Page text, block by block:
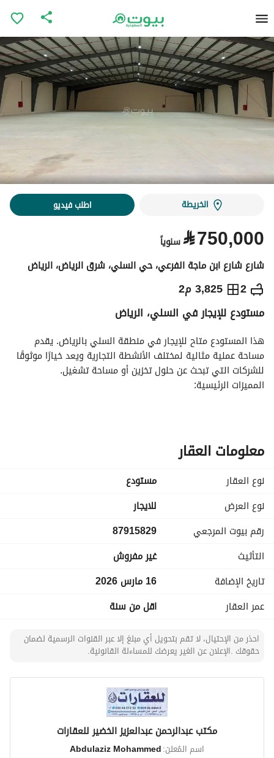
الخريطة اطلب فيديو
⃁750,000 سنوياً
شارع شارع ابن ماجة الفرعي، حي السلي، شرق الرياض، الرياض
2 3,825 م2 ⃁
750,000 سنوياً
الإعلان الاماكن القريبة
مستودع للإيجار في السلي، الرياض
للشركات التي تبحث عن حلول تخزين أو مساحة تشغيل.
المميزات الرئيسية:
- إمدادات مياه
لاحتياجاتك التشغيلية.
العمليات الصناعية الخفيفة.
للحصول على مزيد من المعلومات أو لتحديد موعد للزيارة.
المستودع قاعدة عملياتك في المستقبل.
معلومات العقار
نوع العقار
مستودع
نوع العرض
للايجار
رقم بيوت المرجعي
87915829
التأثيث
غير مفروش
تاريخ الإضافة
16 مارس 2026
عمر العقار
اقل من سنة
احذر من الإحتيال، لا تقم بتحويل أي مبلغ إلا عبر القنوات الرسمية لضمان
حقوقك .الإعلان عن الغير يعرضك للمساءلة القانونية.
مكتب عبدالرحمن عبدالعزيز الخضير للعقارات
اسم المُعلن:Abdulaziz Mohammed